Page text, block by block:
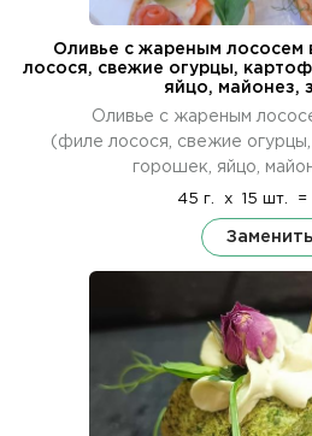
Оливье с жареным лососем
лосося, свежие огурцы,
яйцо, майонез,
Оливье с жареным
(филе лосося, свежие
горошек, яйцо,
45 г. x 15 шт. =
Заменить